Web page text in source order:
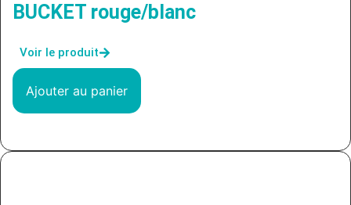
BUCKET rouge/blanc
Voir le produit
Ajouter au panier